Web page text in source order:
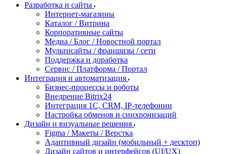
Разработка и сайты
Интернет-магазины
Каталог / Витрина
Корпоративные сайты
Медиа / Блог / Новостной портал
Мультисайты / франшизы / сети
Поддержка и доработка
Сервис / Платформа / Портал
Интеграция и автоматизация
Бизнес-процессы и роботы
Внедрение Bitrix24
Интеграция 1С, CRM, IP-телефонии
Настройка обменов и синхронизаций
Дизайн и визуальные решения
Figma / Макеты / Верстка
Адаптивный дизайн (мобильный + десктоп)
Дизайн сайтов и интерфейсов (UI/UX)